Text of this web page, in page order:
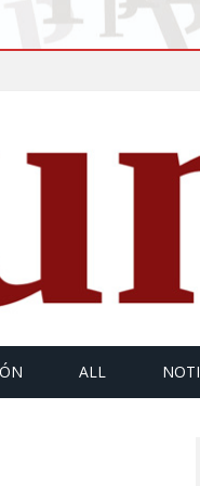
ALL